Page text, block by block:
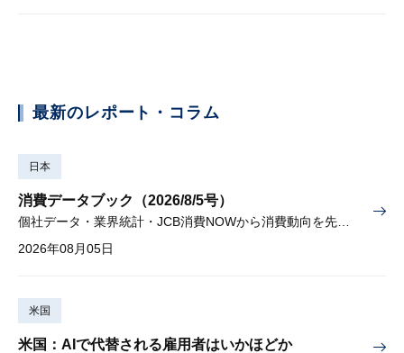
最新のレポート・コラム
日本
消費データブック（2026/8/5号）
2026年08月05日
米国
米国：AIで代替される雇用者はいかほどか